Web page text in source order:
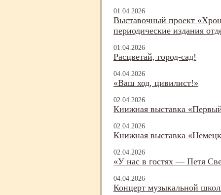
01.04.2026
Выставочный проект
периодические издания
01.04.2026
Расцветай, город-сад!
04.04.2026
«Ваш ход, цивилист!»
02.04.2026
Книжная выставка
02.04.2026
Книжная выставка
02.04.2026
«У нас в гостях — Петя
04.04.2026
Концерт музыкальной